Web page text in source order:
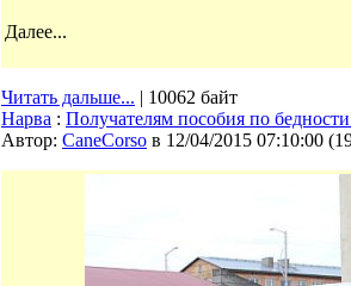
Далее...
Читать дальше... | 10062 байт
Нарва : Получателям пособия по
Автор: CaneCorso в 12/04/2015 07:10:00 (